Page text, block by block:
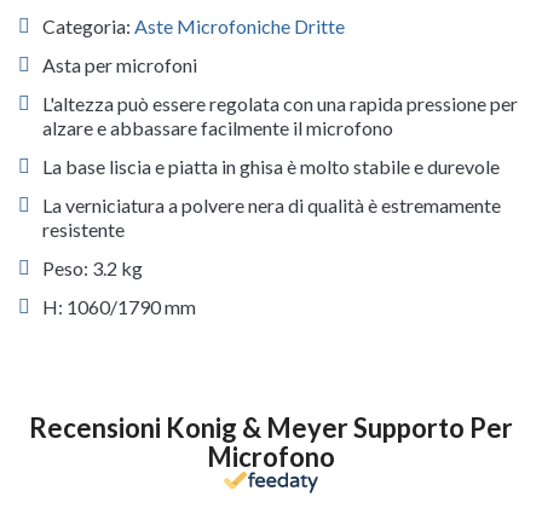
Categoria: Aste Microfoniche Dritte
Asta per microfoni
L'altezza può essere regolata con una rapida pressione per
alzare e abbassare facilmente il microfono
La base liscia e piatta in ghisa è molto stabile e durevole
La verniciatura a polvere nera di qualità è estremamente
resistente
Peso: 3.2 kg
H: 1060/1790 mm
Recensioni Konig & Meyer Supporto Per
Microfono